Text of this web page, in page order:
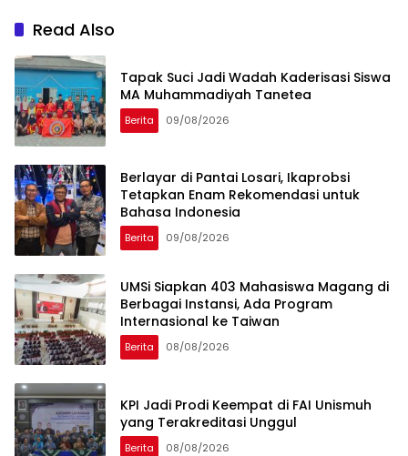
Read Also
Tapak Suci Jadi Wadah Kaderisasi Siswa
MA Muhammadiyah Tanetea
Berita 09/08/2026
Berlayar di Pantai Losari, Ikaprobsi
Tetapkan Enam Rekomendasi untuk
Bahasa Indonesia
Berita 09/08/2026
UMSi Siapkan 403 Mahasiswa Magang di
Berbagai Instansi, Ada Program
Internasional ke Taiwan
Berita 08/08/2026
KPI Jadi Prodi Keempat di FAI Unismuh
yang Terakreditasi Unggul
Berita 08/08/2026